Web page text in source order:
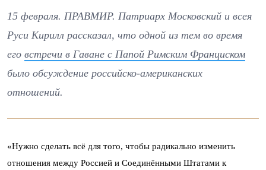
15 февраля. ПРАВМИР. Патриарх Московский и всея
Руси Кирилл рассказал, что одной из тем во время
его встречи в Гаване с Папой Римским Франциском
было обсуждение российско-американских
отношений.
«Нужно сделать всё для того, чтобы радикально изменить
отношения между Россией и Соединёнными Штатами к